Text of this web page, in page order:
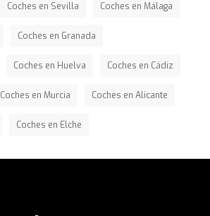
Coches en Sevilla Coches en Málaga
Coches en Granada
Coches en Huelva Coches en Cádiz
Coches en Murcia Coches en Alicante
Coches en Elche